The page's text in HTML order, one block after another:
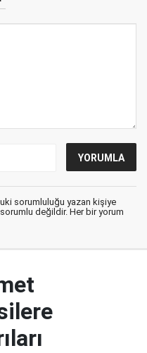
sorumluluğu yazan kişiye
değildir. Her bir yorum